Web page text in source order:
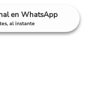
en WhatsApp
al instante